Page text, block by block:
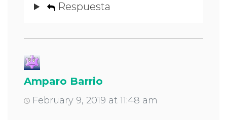
Respuesta
Amparo Barrio
February 9, 2019 at 11:48 am